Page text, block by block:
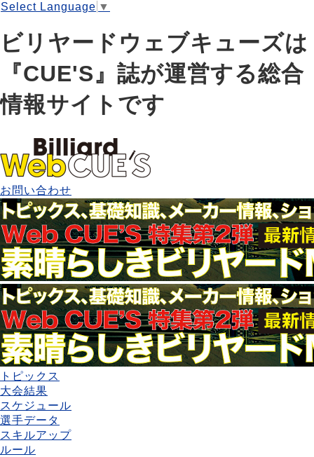
Select Language ▼
ビリヤードウェブキューズは
『CUE'S』誌が運営する総合
情報サイトです
お問い合わせ
トピックス
大会結果
スケジュール
選手データ
スキルアップ
ルール